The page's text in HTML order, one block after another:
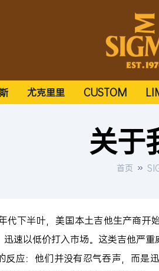
尤克里里 CUSTOM
关于
首页
半叶，美国本土吉他生产商开始
迅速以低价打入市场。这类吉他严
反应：他们并没有忍气吞声，而